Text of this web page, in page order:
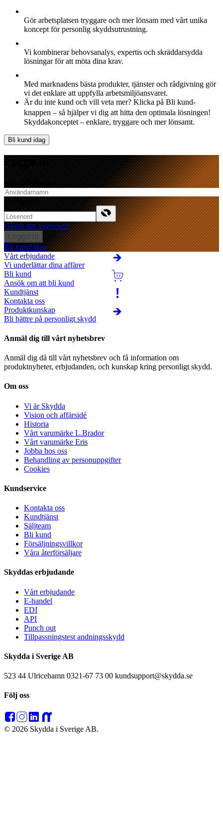
Gör arbetsplatsen tryggare och mer lönsam med vårt unika
koncept för personlig skyddsutrustning.
Vi kombinerar behovsanalys, expertis och skräddarsydda
lösningar för att möta dina krav.
Med marknadens bästa produkter, tjänster och rådgivning gör
vi det enklare att uppfylla arbetsmiljöansvaret.
Är du inte kund och vill veta mer? Klicka på Bli kund-
knappen – så hjälper vi dig att hitta den optimala lösningen!
Skyddakonceptet – enklare, tryggare och mer lönsamt.
Bli kund idag
Logga in
Användarnamn*
Lösenord*
Glömt ditt lösenord?
Logga in
Bli kund idag
Vårt erbjudande
Vi underlättar dina affärer
Bli kund
Ansök om att bli kund
Kundtjänst
Kontakta oss
Produktkunskap
Bli bättre på personligt skydd
Anmäl dig till vårt nyhetsbrev
Anmäl dig då till vårt nyhetsbrev och få information om
produktnyheter, erbjudanden, och kunskap kring personligt skydd.
Om oss
Vi är Skydda
Vision och affärsidé
Historia
Vårt varumärke L.Brador
Vårt varumärke Eris
Jobba hos oss
Behandling av personuppgifter
Cookies
Kundservice
Kontakta oss
Kundtjänst
Säljteam
Bli kund
Försäljningsvillkor
Våra återförsäljare
Skyddas erbjudande
Vårt erbjudande
E-handel
EDI
API
Punch out
Tillpassningstest andningsskydd
Skydda i Sverige AB
523 44 Ulricehamn 0321-67 73 00 kundsupport@skydda.se
Följ oss
© 2026 Skydda i Sverige AB.